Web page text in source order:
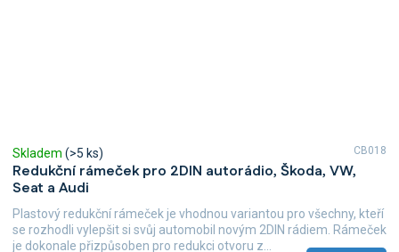
Redukční rámeček pro 2DIN autorádio, Škoda, VW,
Seat a Audi
Skladem (>5 ks)
Plastový redukční rámeček je vhodnou variantou pro všechny, kteří
se rozhodli vylepšit si svůj automobil novým 2DIN rádiem. Rámeček
je dokonale přizpůsoben pro redukci otvoru z...
CB018